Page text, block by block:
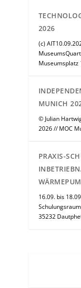
2026
(c)
Museumsplatz
MUNICH
© Julian
2026 // MOC
PRAXIS-
16.09. bis
35232